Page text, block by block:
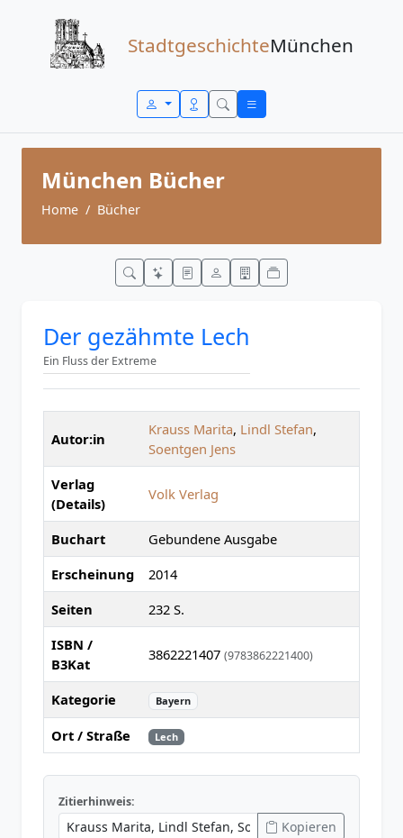
StadtgeschichteMünchen
München Bücher
Home Bücher
Der gezähmte Lech
Ein Fluss der Extreme
Autor:in
Krauss Marita, Lindl Stefan,
Soentgen Jens
Verlag
(Details)
Volk Verlag
Buchart
Gebundene Ausgabe
Erscheinung
2014
Seiten
232 S.
ISBN /
B3Kat
3862221407 (9783862221400)
Kategorie Bayern
Ort / Straße Lech
Zitierhinweis:
Kopieren